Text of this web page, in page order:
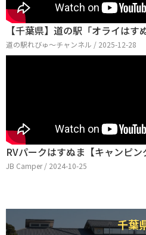
【千葉県】道の駅「オライはす
道の駅れびゅ〜チャンネル / 2025-12-28
RVパークはすぬま【キャンピン
JB Camper / 2024-10-25
千葉